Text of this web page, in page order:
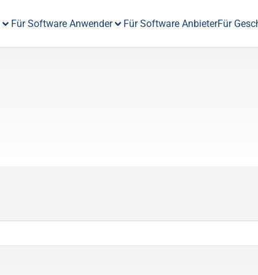
Für Software Anwender Für Software AnbieterFür